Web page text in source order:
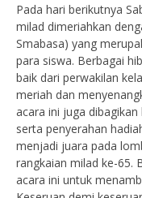
Pada hari berikutnya
milad dimeriahkan
Smabasa) yang
para siswa. Berbagai
baik dari perwakilan
meriah dan
acara ini juga
serta penyerahan
menjadi juara pada
rangkaian milad ke-65.
acara ini untuk